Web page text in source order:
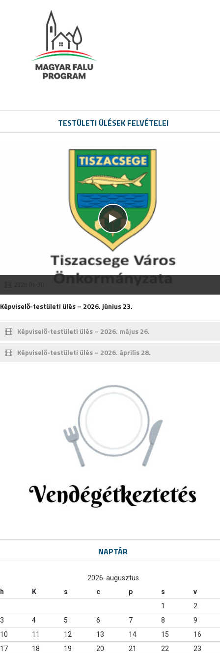
TESTÜLETI ÜLÉSEK FELVÉTELEI
Képviselő-testületi ülés – 2026. június 23.
Képviselő-testületi ülés – 2026. május 26.
Képviselő-testületi ülés – 2026. április 28.
NAPTÁR
2026. augusztus
h
K s c p s
v
1
2
3
4 5 6 7 8
9
10
11 12 13 14 15
16
17
18 19 20 21 22
23